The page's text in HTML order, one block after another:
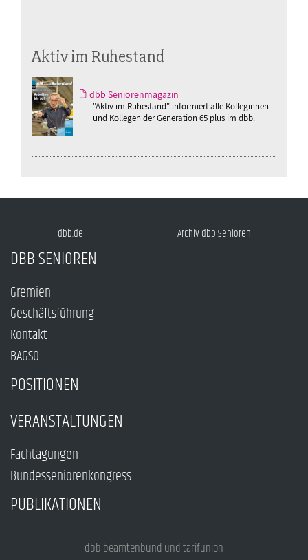
Aktiv im Ruhestand
dbb Seniorenmagazin
"Aktiv im Ruhestand" informiert alle Kolleginnen
und Kollegen der Generation 65 plus im dbb.
dbb.de Archiv dbb Senioren
DBB SENIOREN
Gremien
Geschäftsführung
Kontakt
BAGSO
POSITIONEN
VERANSTALTUNGEN
Fachtagungen
Bundesseniorenkongress
PUBLIKATIONEN
dbb beamtenbund und tarifunion